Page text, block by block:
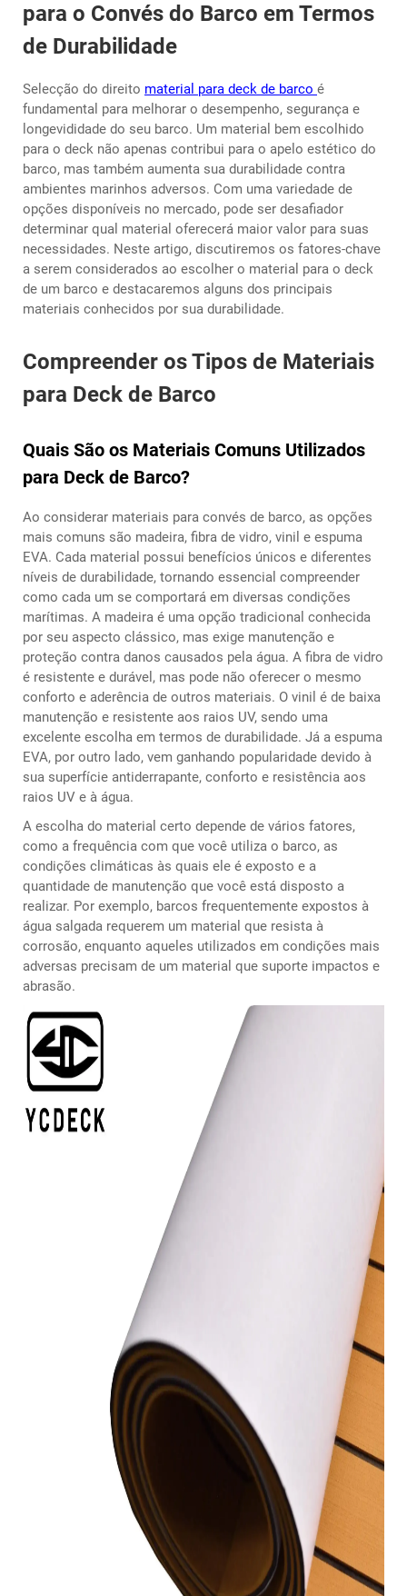
para o Convés do Barco em Termos
de Durabilidade
Selecção do direito material para deck de barco é
fundamental para melhorar o desempenho, segurança e
longevididade do seu barco. Um material bem escolhido
para o deck não apenas contribui para o apelo estético do
barco, mas também aumenta sua durabilidade contra
ambientes marinhos adversos. Com uma variedade de
opções disponíveis no mercado, pode ser desafiador
determinar qual material oferecerá maior valor para suas
necessidades. Neste artigo, discutiremos os fatores-chave
a serem considerados ao escolher o material para o deck
de um barco e destacaremos alguns dos principais
materiais conhecidos por sua durabilidade.
Compreender os Tipos de Materiais
para Deck de Barco
Quais São os Materiais Comuns Utilizados
para Deck de Barco?
Ao considerar materiais para convés de barco, as opções
mais comuns são madeira, fibra de vidro, vinil e espuma
EVA. Cada material possui benefícios únicos e diferentes
níveis de durabilidade, tornando essencial compreender
como cada um se comportará em diversas condições
marítimas. A madeira é uma opção tradicional conhecida
por seu aspecto clássico, mas exige manutenção e
proteção contra danos causados pela água. A fibra de vidro
é resistente e durável, mas pode não oferecer o mesmo
conforto e aderência de outros materiais. O vinil é de baixa
manutenção e resistente aos raios UV, sendo uma
excelente escolha em termos de durabilidade. Já a espuma
EVA, por outro lado, vem ganhando popularidade devido à
sua superfície antiderrapante, conforto e resistência aos
raios UV e à água.
A escolha do material certo depende de vários fatores,
como a frequência com que você utiliza o barco, as
condições climáticas às quais ele é exposto e a
quantidade de manutenção que você está disposto a
realizar. Por exemplo, barcos frequentemente expostos à
água salgada requerem um material que resista à
corrosão, enquanto aqueles utilizados em condições mais
adversas precisam de um material que suporte impactos e
abrasão.